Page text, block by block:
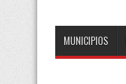
MUNICIPIOS